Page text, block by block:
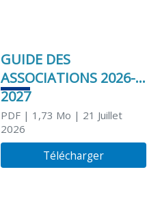
GUIDE DES
ASSOCIATIONS 2026-
2027
PDF| 1,73 Mo | 21 Juillet
2026
Télécharger